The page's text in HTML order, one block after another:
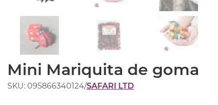
Mini Mariquita de goma
SKU: 095866340124/SAFARI LTD